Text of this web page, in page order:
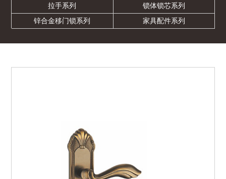
拉手系列
锁体锁芯系列
锌合金移门锁系列
家具配件系列